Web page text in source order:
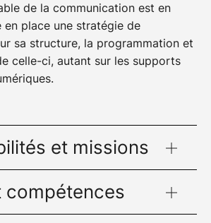
de la communication est en
place une stratégie de
sa structure, la programmation et
celle-ci, autant sur les supports
et missions
stratégie de communication
la structure et adaptée à ses
compétences